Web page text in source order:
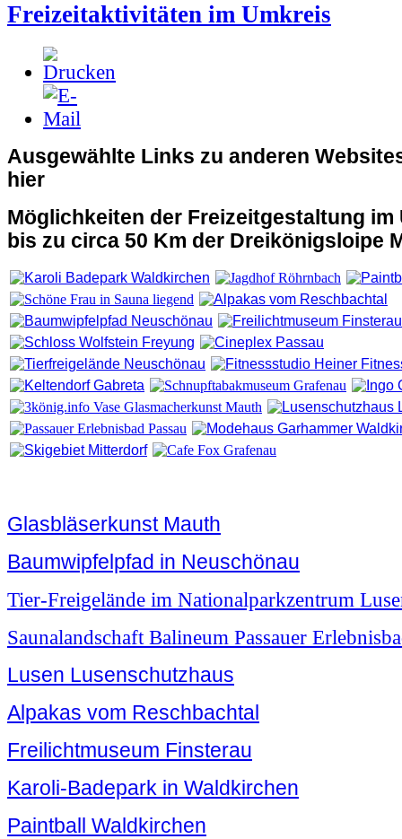
Freizeitaktivitäten im Umkreis
Ausgewählte Links zu anderen
hier
Möglichkeiten der Freizeitgestaltung im
bis zu circa 50 Km der Dreikönigsloipe
Glasbläserkunst Mauth
Baumwipfelpfad in Neuschönau
Tier-Freigelände im Nationalparkzentrum
Saunalandschaft Balineum Passauer
Lusen Lusenschutzhaus
Alpakas vom Reschbachtal
Freilichtmuseum Finsterau
Karoli-Badepark in Waldkirchen
Paintball Waldkirchen